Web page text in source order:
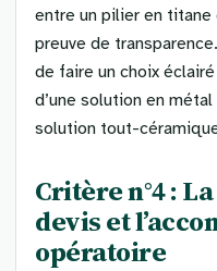
entre un pilier en
preuve de
de faire un choix
d’une solution en
solution tout-
Critère n°4 :
devis et
opératoire